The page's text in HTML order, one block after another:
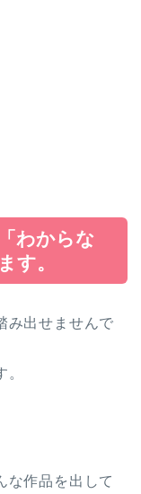
わからな
す。
み出せませんで
な作品を出して